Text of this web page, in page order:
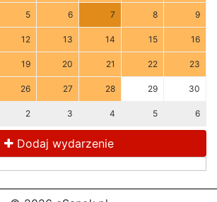
5 6 7 8 9
12 13 14 15 16
19 20 21 22 23
26 27 28 29 30
2 3 4 5 6
Dodaj wydarzenie